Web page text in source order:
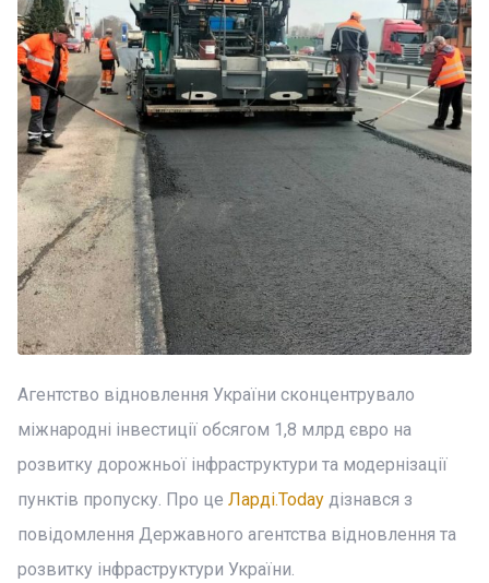
Агентство відновлення України сконцентрувало
міжнародні інвестиції обсягом 1,8 млрд євро на
розвитку дорожньої інфраструктури та модернізації
пунктів пропуску. Про це Ларді.Today дізнався з
повідомлення Державного агентства відновлення та
розвитку інфраструктури України.